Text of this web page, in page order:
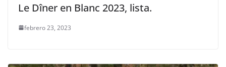
Le Dîner en Blanc 2023, lista.
febrero 23, 2023